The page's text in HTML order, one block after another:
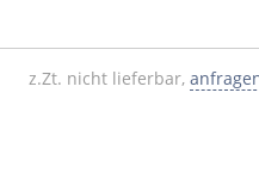
z.Zt. nicht lieferbar,